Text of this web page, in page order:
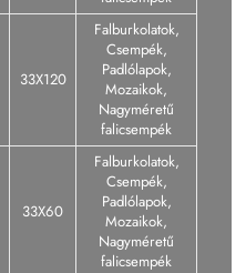
33X120
Falburkolatok,
Csempék,
Padlólapok,
Mozaikok,
Nagyméretű
falicsempék
33X60
Falburkolatok,
Csempék,
Padlólapok,
Mozaikok,
Nagyméretű
falicsempék